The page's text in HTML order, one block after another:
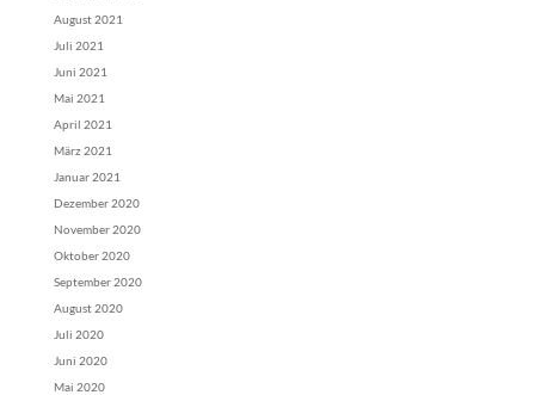
August 2021
Juli 2021
Juni 2021
Mai 2021
April 2021
März 2021
Januar 2021
Dezember 2020
November 2020
Oktober 2020
September 2020
August 2020
Juli 2020
Juni 2020
Mai 2020